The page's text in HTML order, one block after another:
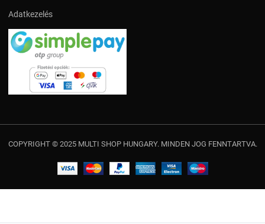
Adatkezelés
COPYRIGHT © 2025 MULTI SHOP HUNGARY. MINDEN JOG FENNTARTVA.